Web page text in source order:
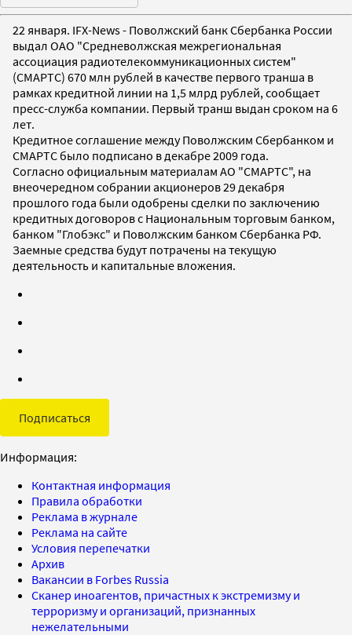
22 января. IFX-News - Поволжский банк Сбербанка России
выдал ОАО "Средневолжская межрегиональная
ассоциация радиотелекоммуникационных систем"
(СМАРТС) 670 млн рублей в качестве первого транша в
рамках кредитной линии на 1,5 млрд рублей, сообщает
пресс-служба компании. Первый транш выдан сроком на 6
лет.
Кредитное соглашение между Поволжским Сбербанком и
СМАРТС было подписано в декабре 2009 года.
Согласно официальным материалам АО "СМАРТС", на
внеочередном собрании акционеров 29 декабря
прошлого года были одобрены сделки по заключению
кредитных договоров с Национальным торговым банком,
банком "Глобэкс" и Поволжским банком Сбербанка РФ.
Заемные средства будут потрачены на текущую
деятельность и капитальные вложения.
Подписаться
Информация:
Контактная информация
Правила обработки
Реклама в журнале
Реклама на сайте
Условия перепечатки
Архив
Вакансии в Forbes Russia
Сканер иноагентов, причастных к экстремизму и
терроризму и организаций, признанных
нежелательными